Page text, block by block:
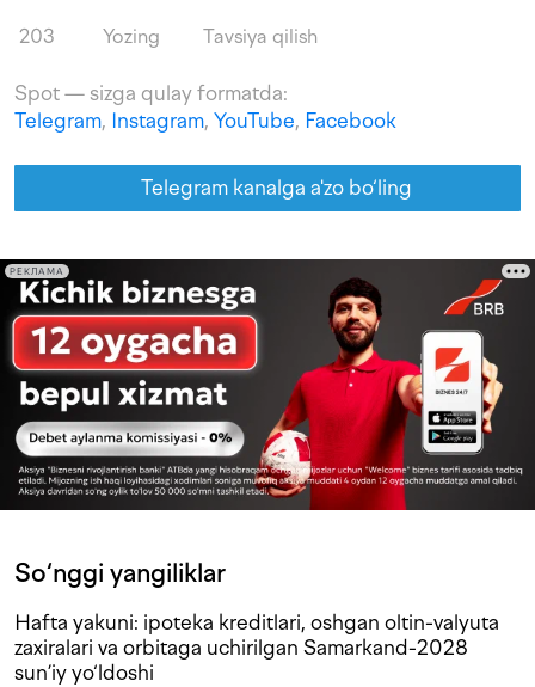
203 Yozing Tavsiya qilish
Spot — sizga qulay formatda:
Telegram, Instagram, YouTube, Facebook
Telegram kanalga a'zo bo‘ling
РЕКЛАМА
So‘nggi yangiliklar
Hafta yakuni: ipoteka kreditlari, oshgan oltin-valyuta
zaxiralari va orbitaga uchirilgan Samarkand-2028
sun’iy yo‘ldoshi